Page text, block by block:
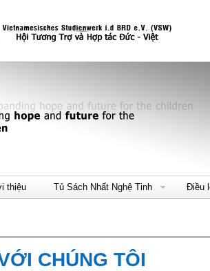
thiệu Tủ Sách Nhất Nghệ Tinh Điều
CHÚNG TÔI